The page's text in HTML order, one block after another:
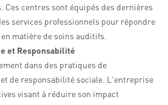
Ces centres sont équipés des dernières
services professionnels pour répondre
matière de soins auditifs.
et Responsabilité
dans des pratiques de
de responsabilité sociale. L'entreprise
visant à réduire son impact